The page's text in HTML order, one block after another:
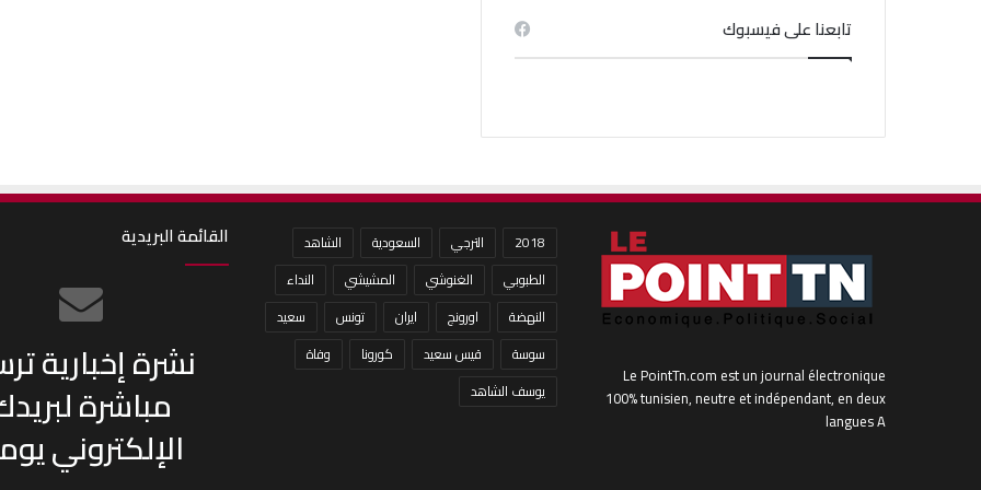
تابعنا على فيسبوك
Le PointTn.com est un journal électronique
100% tunisien, neutre et indépendant, en deux
langues A
2018 الترجي السعودية
الشاهد
الطبوبي
الغنوشي المشيشي
النداء
النهضة
اورونج ايران تونس
سعيد
سوسة
قيس سعيد كورونا
وفاة
يوسف الشاهد
القائمة البريدية
نشرة إخبارية
مباشرة
الإلكتروني